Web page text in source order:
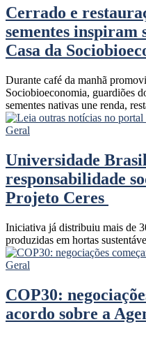
Cerrado e
sementes inspiram
Casa da
Durante café da manhã
Sociobioeconomia, guardiões
sementes nativas une renda,
Geral
Universidade
responsabilidade
Projeto Ceres
Iniciativa já distribuiu mais de
produzidas em hortas
Geral
COP30:
acordo sobre a